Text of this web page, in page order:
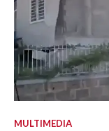
MULTIMEDIA